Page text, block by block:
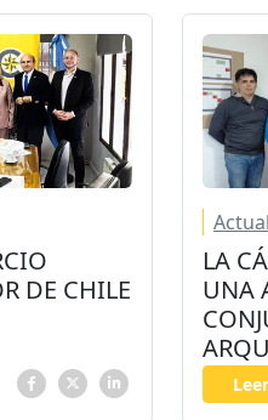
DE CHILE
LA
UNA